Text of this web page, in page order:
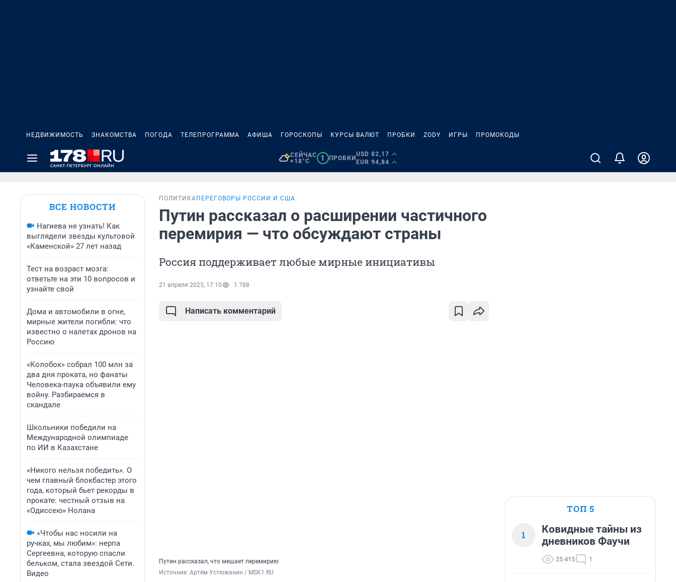
НЕДВИЖИМОСТЬ ЗНАКОМСТВА ПОГОДА ТЕЛЕПРОГРАММА АФИША ГОРОСКОПЫ КУРСЫ ВАЛЮТ ПРОБКИ ZODY ИГРЫ ПРОМОКОДЫ
СЕЙЧАС
+18°C
1 ПРОБКИ
USD 82,17
EUR 94,84
ВСЕ НОВОСТИ
Нагиева не узнать! Как
выглядели звезды культовой
«Каменской» 27 лет назад
Тест на возраст мозга:
ответьте на эти 10 вопросов и
узнайте свой
Дома и автомобили в огне,
мирные жители погибли: что
известно о налетах дронов на
Россию
«Колобок» собрал 100 млн за
два дня проката, но фанаты
Человека-паука объявили ему
войну. Разбираемся в
скандале
Школьники победили на
Международной олимпиаде
по ИИ в Казахстане
«Никого нельзя победить». О
чем главный блокбастер этого
года, который бьет рекорды в
прокате: честный отзыв на
«Одиссею» Нолана
«Чтобы нас носили на
ручках, мы любим»: нерпа
Сергеевна, которую спасли
бельком, стала звездой Сети.
Видео
ПОЛИТИКА ПЕРЕГОВОРЫ РОССИИ И США
Путин рассказал о расширении частичного
перемирия — что обсуждают страны
Россия поддерживает любые мирные инициативы
21 апреля 2025, 17:10 1 788
Написать комментарий
Путин рассказал, что мешает перемирию
Источник: Артём Устюжанин / MSK1.RU
ТОП 5
1
Ковидные тайны из
дневников Фаучи
25 415 1